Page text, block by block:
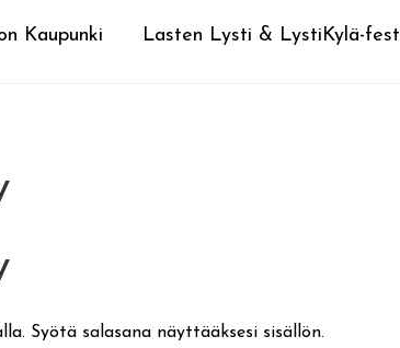
Kaupunki Lasten Lysti & LystiKylä-
Syötä salasana näyttääksesi sisällön.